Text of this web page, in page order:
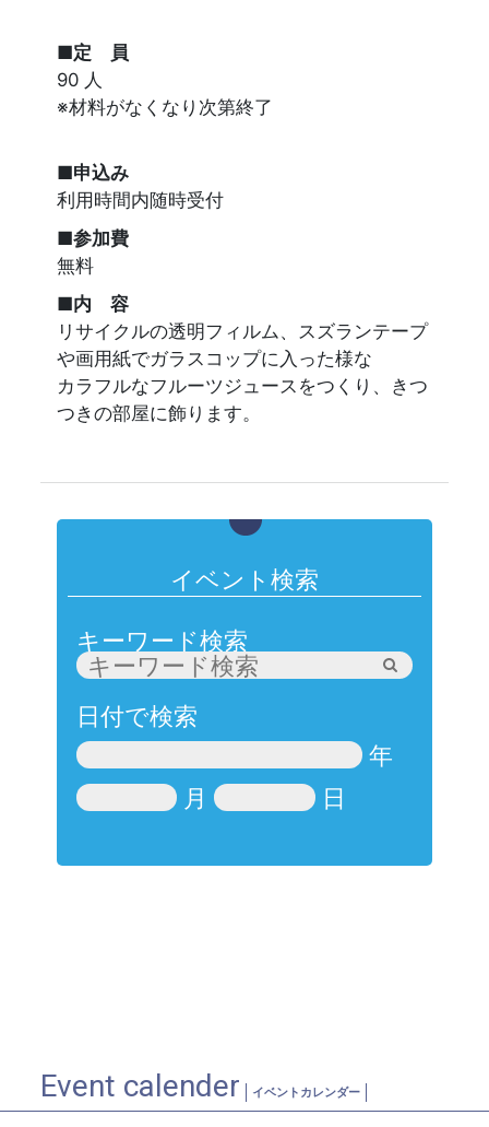
■定 員
90 人
※材料がなくなり次第終了
■申込み
利用時間内随時受付
■参加費
無料
■内 容
リサイクルの透明フィルム、スズランテープ
や画用紙でガラスコップに入った様な
カラフルなフルーツジュースをつくり、きつ
つきの部屋に飾ります。
イベント検索
キーワード検索
日付で検索
年
月
日
Event calender イベントカレンダー